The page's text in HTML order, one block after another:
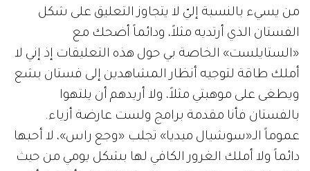
من يسيء بالنسبة إليّ لا يتجاوز التعليق على شكل
الفستان الذي أرتديه مثلاً، ودائماً أضحك مع
«الستايلست» الخاصة بي حول هذه التعليقات إذ إني لا
أملك طاقة لتوجيه أنظار المشاهدين إلى فستان بشع
ويطغى على موهبتي مثلاً، ولا أريدهم أن يلتهوا
بالفستان فأنا مقدمة برامج ولست عارضة أزياء.
عموماً الـ«سوشيال ميديا» تجلب «وجع راس»، لا أحبها
دائماً ولا أملك الغرور الكافي لها بشكل يومي من حيث